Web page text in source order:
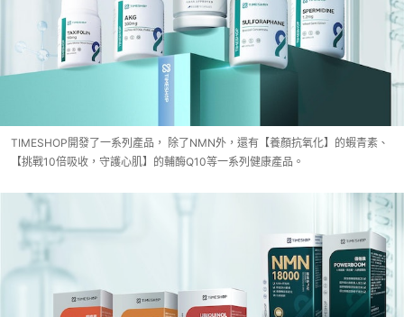
TIMESHOP開發了一系列產品， 除了NMN外，還有【養顏抗氧化】的蝦青素、
【挑戰10倍吸收，守護心肌】的輔酶Q10等一系列健康產品。